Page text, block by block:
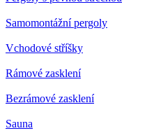
Samomontážní pergoly
Vchodové stříšky
Rámové zasklení
Bezrámové zasklení
Sauna